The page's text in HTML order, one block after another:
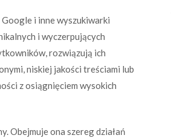
i inne wyszukiwarki
i wyczerpujących
rozwiązują ich
niskiej jakości treściami lub
z osiągnięciem wysokich
Obejmuje ona szereg działań